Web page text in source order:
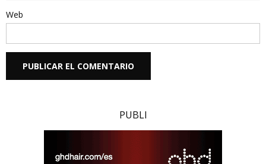
Web
PUBLI